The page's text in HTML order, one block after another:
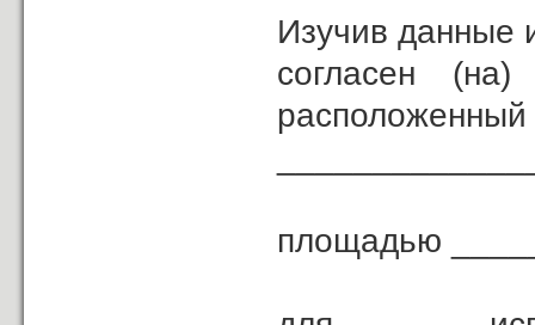
Изучив данные
согласен
площадью